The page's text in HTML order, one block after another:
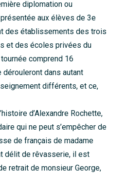
diplomation ou
aux élèves de 3e
des établissements des trois
et des écoles privées du
comprend 16
dans autant
différents, et ce,
d’Alexandre Rochette,
qui ne peut s’empêcher de
de français de madame
délit de rêvasserie, il est
retrait de monsieur George,